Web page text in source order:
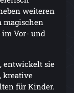
weiteren
magischen
Vor- und
entwickelt sie
kreative
für Kinder.